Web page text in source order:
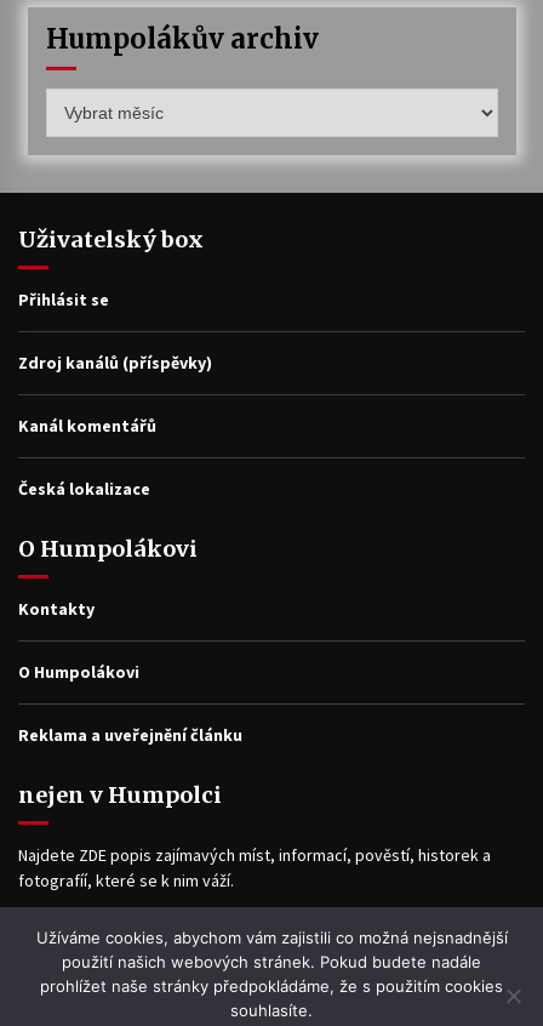
Humpolákův archiv
archiv
Uživatelský box
Přihlásit se
Zdroj kanálů (příspěvky)
Kanál komentářů
Česká lokalizace
O Humpolákovi
Kontakty
O Humpolákovi
Reklama a uveřejnění článku
nejen v Humpolci
Najdete ZDE popis zajímavých míst, informací, pověstí, historek a
fotografíí, které se k nim váží.
Facebook
Užíváme cookies, abychom vám zajistili co možná nejsnadnější
použití našich webových stránek. Pokud budete nadále
prohlížet naše stránky předpokládáme, že s použitím cookies
souhlasíte.